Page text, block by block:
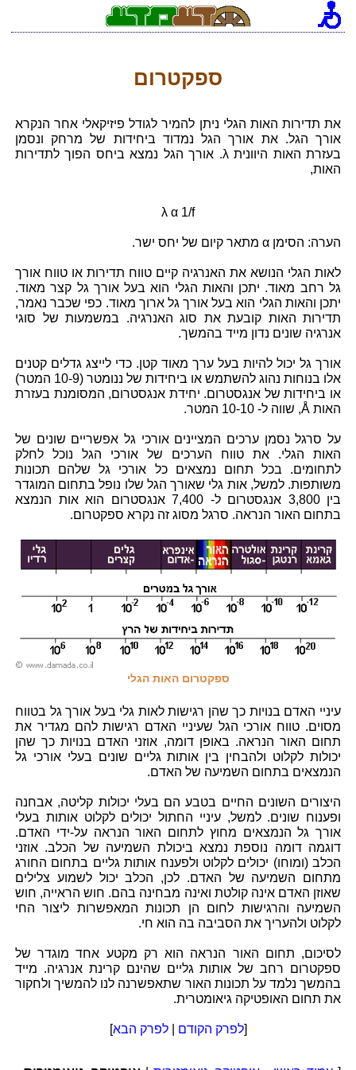
ספקטרום
את תדירות האות הגלי ניתן להמיר לגודל פיזיקאלי אחר הנקרא
אורך הגל. את אורך הגל נמדוד ביחידות של מרחק ונסמן
בעזרת האות היוונית λ. אורך הגל נמצא ביחס הפוך לתדירות
האות,
λ α 1/f
הערה: הסימן α מתאר קיום של יחס ישר.
לאות הגלי הנושא את האנרגיה קיים טווח תדירות או טווח אורך
גל רחב מאוד. יתכן והאות הגלי הוא בעל אורך גל קצר מאוד.
יתכן והאות הגלי הוא בעל אורך גל ארוך מאוד. כפי שכבר נאמר,
תדירות האות קובעת את סוג האנרגיה. במשמעות של סוגי
אנרגיה שונים נדון מייד בהמשך.
אורך גל יכול להיות בעל ערך מאוד קטן. כדי לייצג גדלים קטנים
אלו בנוחות נהוג להשתמש או ביחידות של ננומטר (10-9 המטר)
או ביחידות של אנגסטרום. יחידת אנגסטרום, המסומנת בעזרת
האות Å, שווה ל- 10-10 המטר.
על סרגל נסמן ערכים המציינים אורכי גל אפשריים שונים של
האות הגלי. את טווח הערכים של אורכי הגל נוכל לחלק
לתחומים. בכל תחום נמצאים כל אורכי גל שלהם תכונות
משותפות. למשל, אות גלי שאורך הגל שלו נופל בתחום המוגדר
בין 3,800 אנגסטרום ל- 7,400 אנגסטרום הוא אות הנמצא
בתחום האור הנראה. סרגל מסוג זה נקרא ספקטרום.
ספקטרום האות הגלי
עיניי האדם בנויות כך שהן רגישות לאות גלי בעל אורך גל בטווח
מסוים. טווח אורכי הגל שעיניי האדם רגישות להם מגדיר את
תחום האור הנראה. באופן דומה, אוזני האדם בנויות כך שהן
יכולות לקלוט ולהבחין בין אותות גליים שונים בעלי אורכי גל
הנמצאים בתחום השמיעה של האדם.
היצורים השונים החיים בטבע הם בעלי יכולות קליטה, אבחנה
ופענוח שונים. למשל, עיניי החתול יכולים לקלוט אותות בעלי
אורך גל הנמצאים מחוץ לתחום האור הנראה על-ידי האדם.
דוגמה דומה נוספת נמצא ביכולת השמיעה של הכלב. אוזני
הכלב (ומוחו) יכולים לקלוט ולפענח אותות גליים בתחום החורג
מתחום השמיעה של האדם. לכן, הכלב יכול לשמוע צלילים
שאוזן האדם אינה קולטת ואינה מבחינה בהם. חוש הראייה, חוש
השמיעה והרגישות לחום הן תכונות המאפשרות ליצור החי
לקלוט ולהעריך את הסביבה בה הוא חי.
לסיכום, תחום האור הנראה הוא רק מקטע אחד מוגדר של
ספקטרום רחב של אותות גליים שהינם קרינת אנרגיה. מייד
בהמשך נלמד על תכונות האור שתאפשרנה לנו להמשיך ולחקור
את תחום האופטיקה גיאומטרית.
[לפרק הקודם |לפרק הבא]